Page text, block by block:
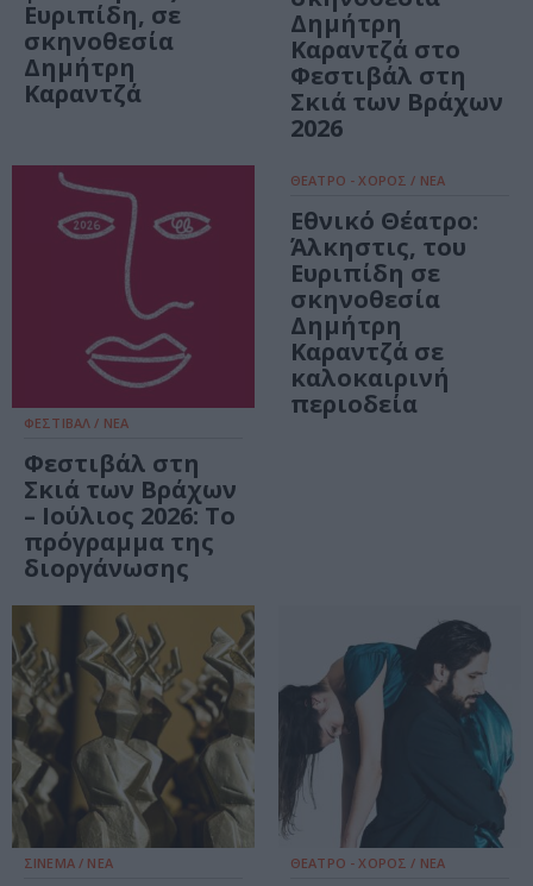
Ευριπίδη, σε
σκηνοθεσία
Δημήτρη
Καραντζά
Δημήτρη
Καραντζά στο
Φεστιβάλ στη
Σκιά των Βράχων
2026
ΦΕΣΤΙΒΑΛ / ΝΕΑ
Φεστιβάλ στη
Σκιά των Βράχων
– Ιούλιος 2026: Το
πρόγραμμα της
διοργάνωσης
ΘΕΑΤΡΟ - ΧΟΡΟΣ / ΝΕΑ
Εθνικό Θέατρο:
Άλκηστις, του
Ευριπίδη σε
σκηνοθεσία
Δημήτρη
Καραντζά σε
καλοκαιρινή
περιοδεία
ΣΙΝΕΜΑ / ΝΕΑ ΘΕΑΤΡΟ - ΧΟΡΟΣ / ΝΕΑ